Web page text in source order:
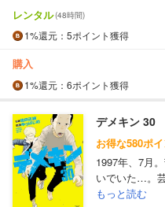
レンタル(48時間)
1%還元 ：5ポイント獲得
購入
1%還元 ：6ポイント獲得
デメキン 30
お得な580ポ
1997年、7月
いでいた…。
もっと読む